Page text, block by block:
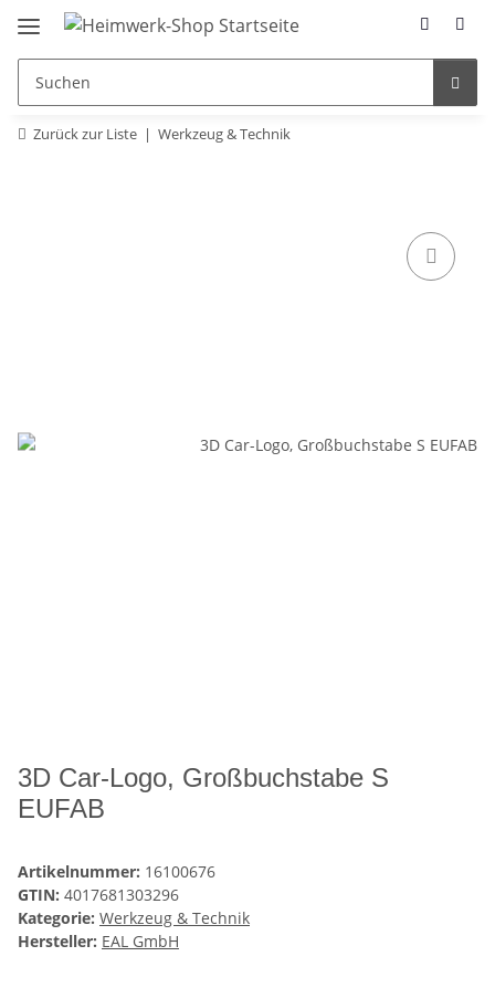
Zurück zur Liste Werkzeug & Technik
3D Car-Logo, Großbuchstabe S
EUFAB
Artikelnummer: 16100676
GTIN: 4017681303296
Kategorie: Werkzeug & Technik
Hersteller: EAL GmbH